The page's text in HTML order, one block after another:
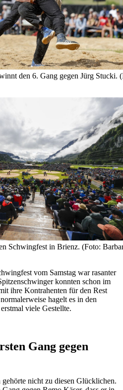
den 6. Gang gegen Jürg Stucki.
Schwingfest in Brienz. (Foto:
vom Samstag war rasanter
konnten schon im
ihre Kontrahenten für den Rest
hagelt es in den
viele Gestellte.
Gang gegen
nicht zu diesen Glücklichen.